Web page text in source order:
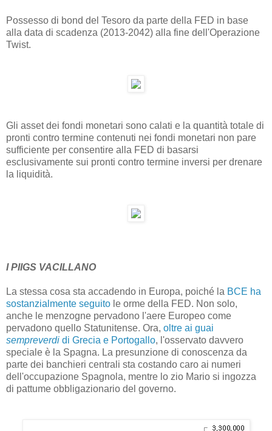
Possesso di bond del Tesoro da parte della FED in base
alla data di scadenza (2013-2042) alla fine dell'Operazione
Twist.
Gli asset dei fondi monetari sono calati e la quantità totale di
pronti contro termine contenuti nei fondi monetari non pare
sufficiente per consentire alla FED di basarsi
esclusivamente sui pronti contro termine inversi per drenare
la liquidità.
I PIIGS VACILLANO
La stessa cosa sta accadendo in Europa, poiché la BCE ha
sostanzialmente seguito le orme della FED. Non solo,
anche le menzogne pervadono l'aere Europeo come
pervadono quello Statunitense. Ora, oltre ai guai
sempreverdi di Grecia e Portogallo, l'osservato davvero
speciale è la Spagna. La presunzione di conoscenza da
parte dei banchieri centrali sta costando caro ai numeri
dell'occupazione Spagnola, mentre lo zio Mario si ingozza
di pattume obbligazionario del governo.